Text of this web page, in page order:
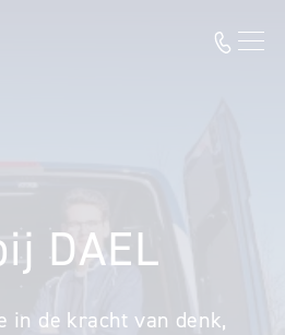
DAEL
in de kracht van denk,